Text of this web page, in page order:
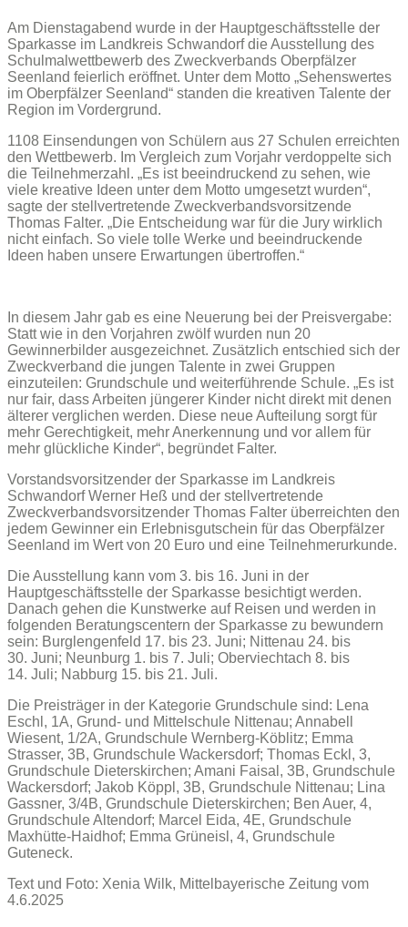
Am Dienstagabend wurde in der Hauptgeschäftsstelle der
Sparkasse im Landkreis Schwandorf die Ausstellung des
Schulmalwettbewerb des Zweckverbands Oberpfälzer
Seenland feierlich eröffnet. Unter dem Motto „Sehenswertes
im Oberpfälzer Seenland“ standen die kreativen Talente der
Region im Vordergrund.
1108 Einsendungen von Schülern aus 27 Schulen erreichten
den Wettbewerb. Im Vergleich zum Vorjahr verdoppelte sich
die Teilnehmerzahl. „Es ist beeindruckend zu sehen, wie
viele kreative Ideen unter dem Motto umgesetzt wurden“,
sagte der stellvertretende Zweckverbandsvorsitzende
Thomas Falter. „Die Entscheidung war für die Jury wirklich
nicht einfach. So viele tolle Werke und beeindruckende
Ideen haben unsere Erwartungen übertroffen.“
In diesem Jahr gab es eine Neuerung bei der Preisvergabe:
Statt wie in den Vorjahren zwölf wurden nun 20
Gewinnerbilder ausgezeichnet. Zusätzlich entschied sich der
Zweckverband die jungen Talente in zwei Gruppen
einzuteilen: Grundschule und weiterführende Schule. „Es ist
nur fair, dass Arbeiten jüngerer Kinder nicht direkt mit denen
älterer verglichen werden. Diese neue Aufteilung sorgt für
mehr Gerechtigkeit, mehr Anerkennung und vor allem für
mehr glückliche Kinder“, begründet Falter.
Vorstandsvorsitzender der Sparkasse im Landkreis
Schwandorf Werner Heß und der stellvertretende
Zweckverbandsvorsitzender Thomas Falter überreichten den
jedem Gewinner ein Erlebnisgutschein für das Oberpfälzer
Seenland im Wert von 20 Euro und eine Teilnehmerurkunde.
Die Ausstellung kann vom 3. bis 16. Juni in der
Hauptgeschäftsstelle der Sparkasse besichtigt werden.
Danach gehen die Kunstwerke auf Reisen und werden in
folgenden Beratungscentern der Sparkasse zu bewundern
sein: Burglengenfeld 17. bis 23. Juni; Nittenau 24. bis
30. Juni; Neunburg 1. bis 7. Juli; Oberviechtach 8. bis
14. Juli; Nabburg 15. bis 21. Juli.
Die Preisträger in der Kategorie Grundschule sind: Lena
Eschl, 1A, Grund- und Mittelschule Nittenau; Annabell
Wiesent, 1/2A, Grundschule Wernberg-Köblitz; Emma
Strasser, 3B, Grundschule Wackersdorf; Thomas Eckl, 3,
Grundschule Dieterskirchen; Amani Faisal, 3B, Grundschule
Wackersdorf; Jakob Köppl, 3B, Grundschule Nittenau; Lina
Gassner, 3/4B, Grundschule Dieterskirchen; Ben Auer, 4,
Grundschule Altendorf; Marcel Eida, 4E, Grundschule
Maxhütte-Haidhof; Emma Grüneisl, 4, Grundschule
Guteneck.
Text und Foto: Xenia Wilk, Mittelbayerische Zeitung vom
4.6.2025